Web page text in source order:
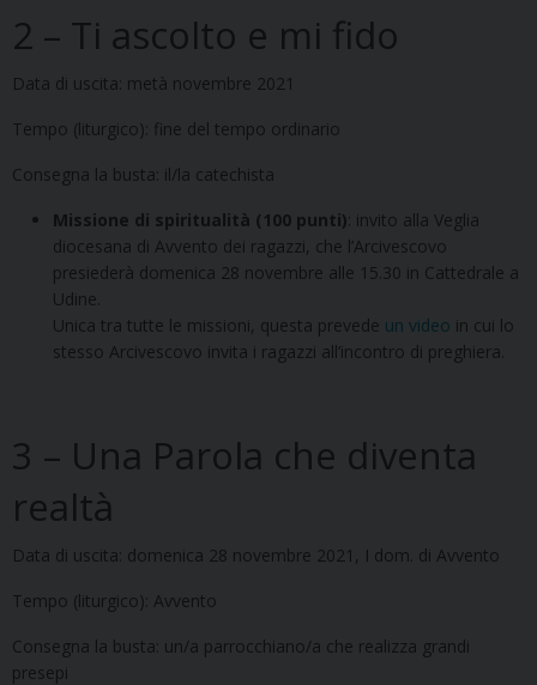
2 – Ti ascolto e mi fido
Data di uscita: metà novembre 2021
Tempo (liturgico): fine del tempo ordinario
Consegna la busta: il/la catechista
Missione di spiritualità (100 punti) : invito alla Veglia
diocesana di Avvento dei ragazzi, che l’Arcivescovo
presiederà domenica 28 novembre alle 15.30 in Cattedrale a
Udine.
Unica tra tutte le missioni, questa prevede un video in cui lo
stesso Arcivescovo invita i ragazzi all’incontro di preghiera.
3 – Una Parola che diventa
realtà
Data di uscita: domenica 28 novembre 2021, I dom. di Avvento
Tempo (liturgico): Avvento
Consegna la busta: un/a parrocchiano/a che realizza grandi
presepi